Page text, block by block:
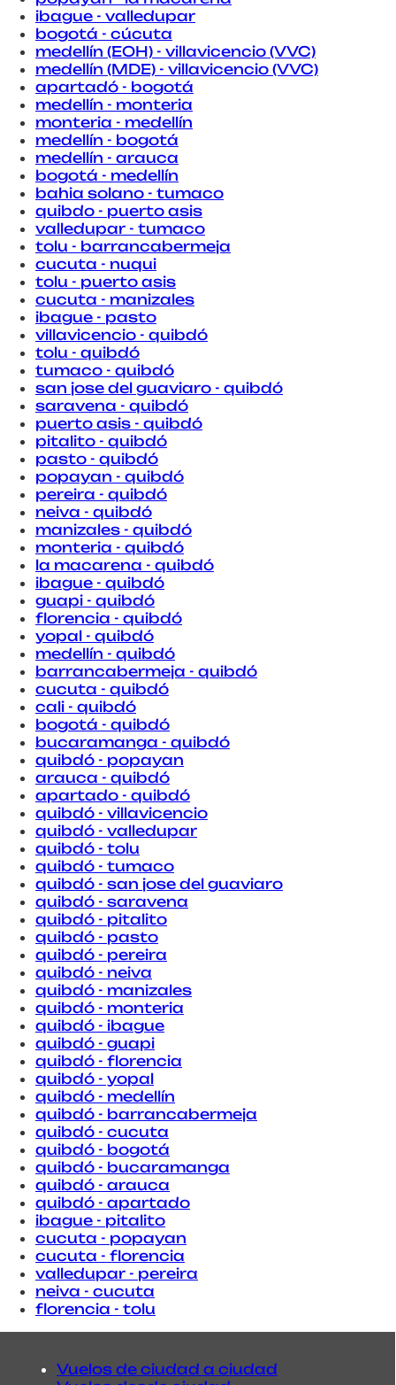
ibague - valledupar
bogotá - cúcuta
medellín (EOH) - villavicencio (VVC)
medellín (MDE) - villavicencio (VVC)
apartadó - bogotá
medellín - monteria
monteria - medellín
medellín - bogotá
medellín - arauca
bogotá - medellín
bahia solano - tumaco
quibdo - puerto asis
valledupar - tumaco
tolu - barrancabermeja
cucuta - nuqui
tolu - puerto asis
cucuta - manizales
ibague - pasto
villavicencio - quibdó
tolu - quibdó
tumaco - quibdó
san jose del guaviaro - quibdó
saravena - quibdó
puerto asis - quibdó
pitalito - quibdó
pasto - quibdó
popayan - quibdó
pereira - quibdó
neiva - quibdó
manizales - quibdó
monteria - quibdó
la macarena - quibdó
ibague - quibdó
guapi - quibdó
florencia - quibdó
yopal - quibdó
medellín - quibdó
barrancabermeja - quibdó
cucuta - quibdó
cali - quibdó
bogotá - quibdó
bucaramanga - quibdó
quibdó - popayan
arauca - quibdó
apartado - quibdó
quibdó - villavicencio
quibdó - valledupar
quibdó - tolu
quibdó - tumaco
quibdó - san jose del guaviaro
quibdó - saravena
quibdó - pitalito
quibdó - pasto
quibdó - pereira
quibdó - neiva
quibdó - manizales
quibdó - monteria
quibdó - ibague
quibdó - guapi
quibdó - florencia
quibdó - yopal
quibdó - medellín
quibdó - barrancabermeja
quibdó - cucuta
quibdó - bogotá
quibdó - bucaramanga
quibdó - arauca
quibdó - apartado
ibague - pitalito
cucuta - popayan
cucuta - florencia
valledupar - pereira
neiva - cucuta
florencia - tolu
Vuelos de ciudad a ciudad